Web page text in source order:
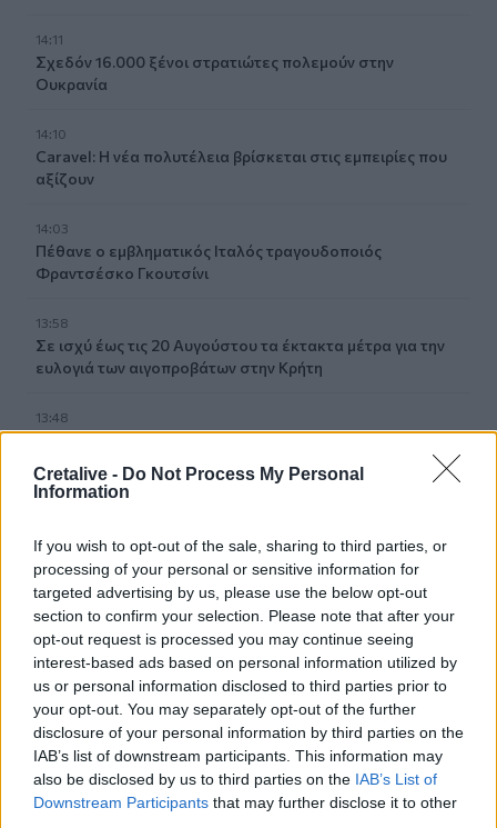
Cretalive - Do Not Process My Personal
Information
If you wish to opt-out of the sale, sharing to third parties, or
processing of your personal or sensitive information for
targeted advertising by us, please use the below opt-out
section to confirm your selection. Please note that after your
opt-out request is processed you may continue seeing
interest-based ads based on personal information utilized by
us or personal information disclosed to third parties prior to
your opt-out. You may separately opt-out of the further
disclosure of your personal information by third parties on the
IAB’s list of downstream participants. This information may
also be disclosed by us to third parties on the IAB’s List of
Downstream Participants that may further disclose it to other
14:11
Σχεδόν 16.000 ξένοι στρατιώτες πολεμούν στην
Ουκρανία
14:10
Caravel: Η νέα πολυτέλεια βρίσκεται στις εμπειρίες που
αξίζουν
14:03
Πέθανε ο εμβληματικός Ιταλός τραγουδοποιός
Φραντσέσκο Γκουτσίνι
13:58
Σε ισχύ έως τις 20 Αυγούστου τα έκτακτα μέτρα για την
ευλογιά των αιγοπροβάτων στην Κρήτη
13:48
Σύσκεψη στον ΕΟΦ για την ομαλή ροή της εφοδιαστικής
Τρεις συλλήψεις φερόμενων διακινητών μεταναστών σε
Θλίψη και δάκρυα για τον Πάνο Μαματζάκη - Την
Παρασκευή το τελευταίο αντίο
13:15
Θεσσαλονίκη: Έκαναν τρύπες σε δέντρα και ξεράθηκαν
μέσα σε λίγες ημέρες